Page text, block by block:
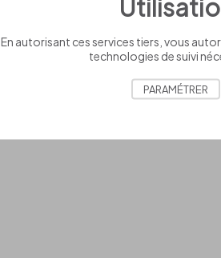
En autorisant ces services tiers, vous
technologies de suivi
PARAMÉTRER